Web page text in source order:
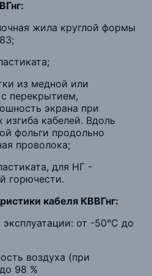
жила круглой формы
из медной или
перекрытием,
экрана при
кабелей. Вдоль
фольги продольно
проволока;
для НГ -
горючести.
кабеля КВВГнг:
от -50°С до
воздуха (при
98 %